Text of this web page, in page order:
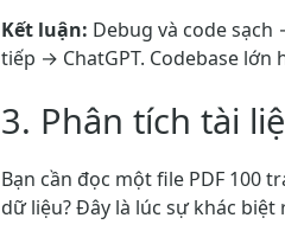
Kết luận: Debug và code
tiếp → ChatGPT. Codebase
3. Phân tích tài
Bạn cần đọc một file PDF 100
dữ liệu? Đây là lúc sự khác biệt